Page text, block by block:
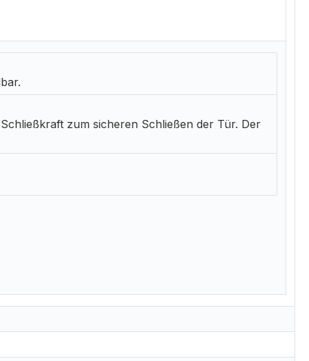
zum sicheren Schließen der Tür. Der